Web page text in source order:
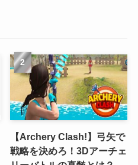
【Archery Clash!】弓矢で
戦略を決めろ！3Dアーチェ